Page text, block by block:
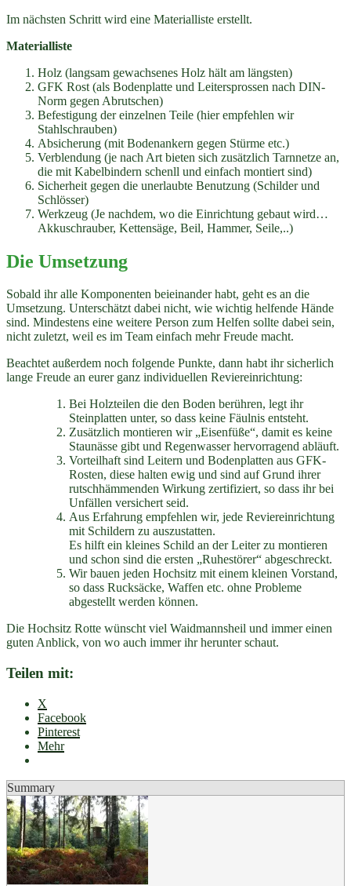
Im nächsten Schritt wird eine Materialliste erstellt.
Materialliste
Holz (langsam gewachsenes Holz hält am längsten)
GFK Rost (als Bodenplatte und Leitersprossen nach DIN-
Norm gegen Abrutschen)
Befestigung der einzelnen Teile (hier empfehlen wir
Stahlschrauben)
Absicherung (mit Bodenankern gegen Stürme etc.)
Verblendung (je nach Art bieten sich zusätzlich Tarnnetze an,
die mit Kabelbindern schenll und einfach montiert sind)
Sicherheit gegen die unerlaubte Benutzung (Schilder und
Schlösser)
Werkzeug (Je nachdem, wo die Einrichtung gebaut wird…
Akkuschrauber, Kettensäge, Beil, Hammer, Seile,..)
Die Umsetzung
Sobald ihr alle Komponenten beieinander habt, geht es an die
Umsetzung. Unterschätzt dabei nicht, wie wichtig helfende Hände
sind. Mindestens eine weitere Person zum Helfen sollte dabei sein,
nicht zuletzt, weil es im Team einfach mehr Freude macht.
Beachtet außerdem noch folgende Punkte, dann habt ihr sicherlich
lange Freude an eurer ganz individuellen Reviereinrichtung:
Bei Holzteilen die den Boden berühren, legt ihr
Steinplatten unter, so dass keine Fäulnis entsteht.
Zusätzlich montieren wir „Eisenfüße“, damit es keine
Staunässe gibt und Regenwasser hervorragend abläuft.
Vorteilhaft sind Leitern und Bodenplatten aus GFK-
Rosten, diese halten ewig und sind auf Grund ihrer
rutschhämmenden Wirkung zertifiziert, so dass ihr bei
Unfällen versichert seid.
Aus Erfahrung empfehlen wir, jede Reviereinrichtung
mit Schildern zu auszustatten.
Es hilft ein kleines Schild an der Leiter zu montieren
und schon sind die ersten „Ruhestörer“ abgeschreckt.
Wir bauen jeden Hochsitz mit einem kleinen Vorstand,
so dass Rucksäcke, Waffen etc. ohne Probleme
abgestellt werden können.
Die Hochsitz Rotte wünscht viel Waidmannsheil und immer einen
guten Anblick, von wo auch immer ihr herunter schaut.
Teilen mit:
X
Facebook
Pinterest
Mehr
Summary